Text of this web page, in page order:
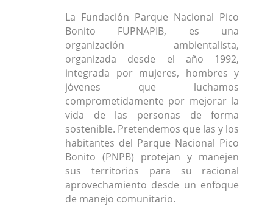
La Fundación Parque Nacional Pico
Bonito FUPNAPIB, es una
organización ambientalista,
organizada desde el año 1992,
integrada por mujeres, hombres y
jóvenes que luchamos
comprometidamente por mejorar la
vida de las personas de forma
sostenible. Pretendemos que las y los
habitantes del Parque Nacional Pico
Bonito (PNPB) protejan y manejen
sus territorios para su racional
aprovechamiento desde un enfoque
de manejo comunitario.